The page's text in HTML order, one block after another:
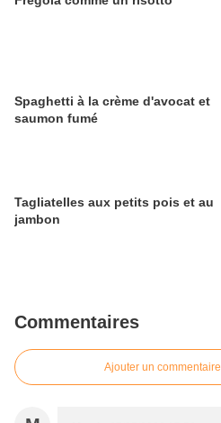
Spaghetti à la crème d'avocat et
saumon fumé
Tagliatelles aux petits pois et au
jambon
Commentaires
Ajouter un commentaire